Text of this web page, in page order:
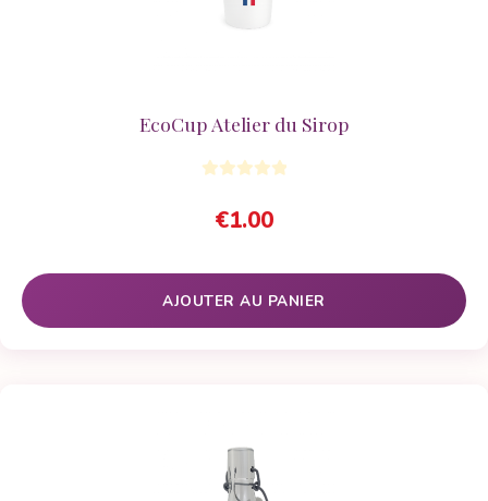
EcoCup Atelier du Sirop
€1.00
AJOUTER AU PANIER